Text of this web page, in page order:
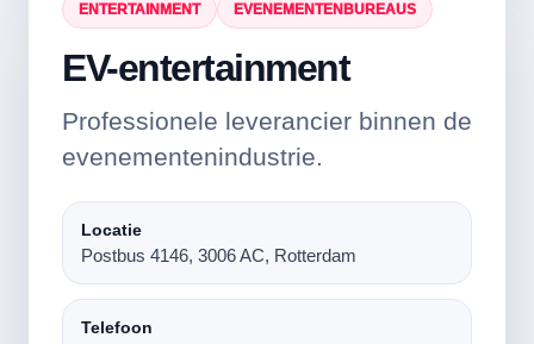
ENTERTAINMENT EVENEMENTENBUREAUS
EV-entertainment
Professionele leverancier binnen de
evenementenindustrie.
Locatie
Postbus 4146, 3006 AC, Rotterdam
Telefoon